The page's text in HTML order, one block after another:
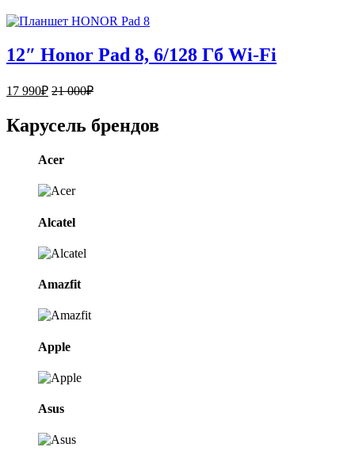
12″ Honor Pad 8, 6/128 Гб Wi-Fi
17 990₽ 21 000₽
Карусель брендов
Acer
Alcatel
Amazfit
Apple
Asus